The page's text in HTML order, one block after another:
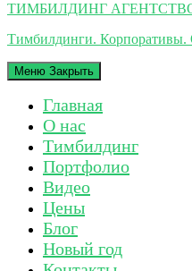
ТИМБИЛДИНГ АГЕНТСТВО
Тимбилдинги. Корпоративы.
Меню Закрыть
Главная
О нас
Тимбилдинг
Портфолио
Видео
Цены
Блог
Новый год